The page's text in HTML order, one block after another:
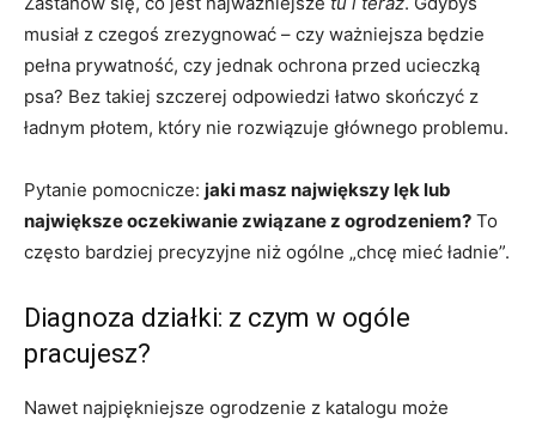
musiał z czegoś zrezygnować – czy ważniejsza będzie
pełna prywatność, czy jednak ochrona przed ucieczką
psa? Bez takiej szczerej odpowiedzi łatwo skończyć z
ładnym płotem, który nie rozwiązuje głównego problemu.
Pytanie pomocnicze: jaki masz największy lęk lub
największe oczekiwanie związane z ogrodzeniem? To
często bardziej precyzyjne niż ogólne „chcę mieć ładnie”.
Diagnoza działki: z czym w ogóle
pracujesz?
Nawet najpiękniejsze ogrodzenie z katalogu może